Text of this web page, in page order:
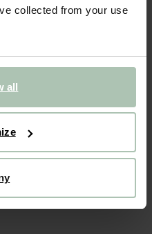
collected from your use
all
35
EN MAGASIN